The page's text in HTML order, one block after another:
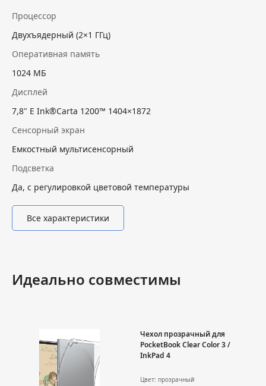
Процессор
Двухъядерный (2×1 ГГц)
Оперативная память
1024 МБ
Дисплей
7,8" E Ink®Carta 1200™ 1404×1872
Сенсорный экран
Емкостный мультисенсорный
Подсветка
Да, с регулировкой цветовой температуры
Все характеристики
Идеально совместимы
Чехол прозрачный для
PocketBook Clear Color 3 /
InkPad 4
Цвет: прозрачный